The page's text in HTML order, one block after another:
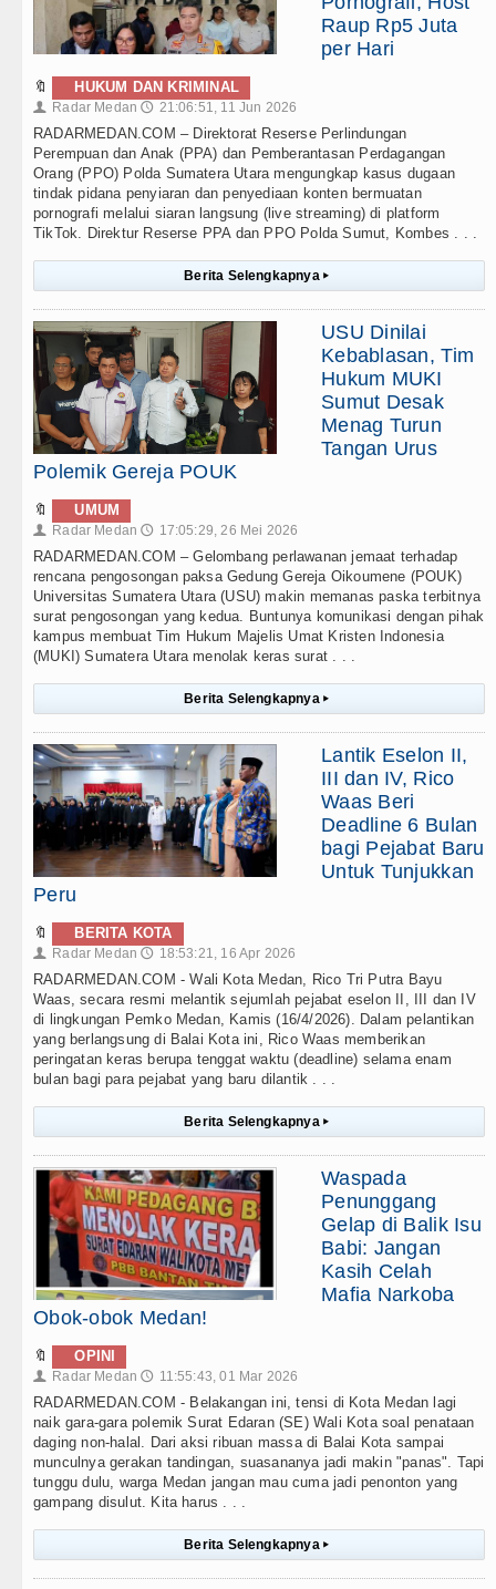
Raup Rp5 Juta
per Hari
🔖 HUKUM DAN KRIMINAL
👤 Radar Medan 🕔 21:06:51, 11 Jun 2026
RADARMEDAN.COM – Direktorat Reserse Perlindungan
Perempuan dan Anak (PPA) dan Pemberantasan Perdagangan
Orang (PPO) Polda Sumatera Utara mengungkap kasus dugaan
tindak pidana penyiaran dan penyediaan konten bermuatan
pornografi melalui siaran langsung (live streaming) di platform
TikTok. Direktur Reserse PPA dan PPO Polda Sumut, Kombes . . .
Berita Selengkapnya ▸
USU Dinilai
Kebablasan, Tim
Hukum MUKI
Sumut Desak
Menag Turun
Tangan Urus
Polemik Gereja POUK
🔖 UMUM
👤 Radar Medan 🕔 17:05:29, 26 Mei 2026
RADARMEDAN.COM – Gelombang perlawanan jemaat terhadap
rencana pengosongan paksa Gedung Gereja Oikoumene (POUK)
Universitas Sumatera Utara (USU) makin memanas paska terbitnya
surat pengosongan yang kedua. Buntunya komunikasi dengan pihak
kampus membuat Tim Hukum Majelis Umat Kristen Indonesia
(MUKI) Sumatera Utara menolak keras surat . . .
Berita Selengkapnya ▸
Lantik Eselon II,
III dan IV, Rico
Waas Beri
Deadline 6 Bulan
bagi Pejabat Baru
Untuk Tunjukkan
Peru
🔖 BERITA KOTA
👤 Radar Medan 🕔 18:53:21, 16 Apr 2026
RADARMEDAN.COM - Wali Kota Medan, Rico Tri Putra Bayu
Waas, secara resmi melantik sejumlah pejabat eselon II, III dan IV
di lingkungan Pemko Medan, Kamis (16/4/2026). Dalam pelantikan
yang berlangsung di Balai Kota ini, Rico Waas memberikan
peringatan keras berupa tenggat waktu (deadline) selama enam
bulan bagi para pejabat yang baru dilantik . . .
Berita Selengkapnya ▸
Waspada
Penunggang
Gelap di Balik Isu
Babi: Jangan
Kasih Celah
Mafia Narkoba
Obok-obok Medan!
🔖 OPINI
👤 Radar Medan 🕔 11:55:43, 01 Mar 2026
RADARMEDAN.COM - Belakangan ini, tensi di Kota Medan lagi
naik gara-gara polemik Surat Edaran (SE) Wali Kota soal penataan
daging non-halal. Dari aksi ribuan massa di Balai Kota sampai
munculnya gerakan tandingan, suasananya jadi makin "panas". Tapi
tunggu dulu, warga Medan jangan mau cuma jadi penonton yang
gampang disulut. Kita harus . . .
Berita Selengkapnya ▸